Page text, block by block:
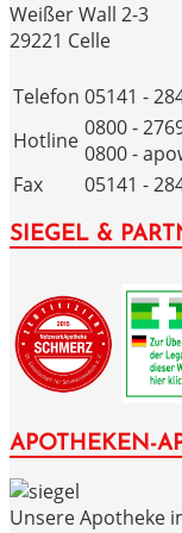
Weißer Wall 2-3
29221 Celle
Telefon 05141 -
Hotline 0800 -
0800 -
Fax
05141 -
SIEGEL &
APOTHEKEN-
Unsere Apotheke